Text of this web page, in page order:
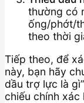
thường có
ống/phớt/
theo thời
Tiếp theo, để
này, bạn hãy
dầu trợ lực là
chiếu chính xác